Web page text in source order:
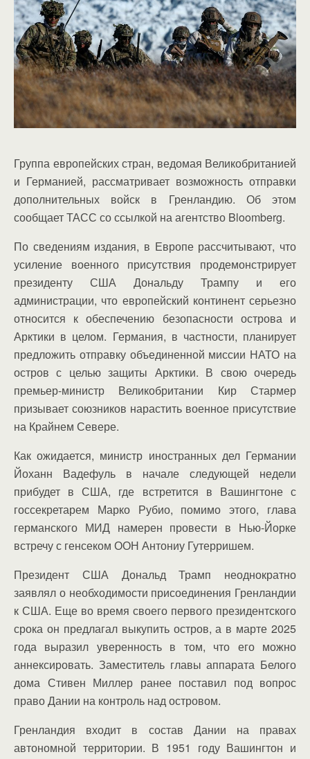
Группа европейских стран, ведомая Великобританией
и Германией, рассматривает возможность отправки
дополнительных войск в Гренландию. Об этом
сообщает ТАСС со ссылкой на агентство Bloomberg.
По сведениям издания, в Европе рассчитывают, что
усиление военного присутствия продемонстрирует
президенту США Дональду Трампу и его
администрации, что европейский континент серьезно
относится к обеспечению безопасности острова и
Арктики в целом. Германия, в частности, планирует
предложить отправку объединенной миссии НАТО на
остров с целью защиты Арктики. В свою очередь
премьер-министр Великобритании Кир Стармер
призывает союзников нарастить военное присутствие
на Крайнем Севере.
Как ожидается, министр иностранных дел Германии
Йоханн Вадефуль в начале следующей недели
прибудет в США, где встретится в Вашингтоне с
госсекретарем Марко Рубио, помимо этого, глава
германского МИД намерен провести в Нью-Йорке
встречу с генсеком ООН Антониу Гутерришем.
Президент США Дональд Трамп неоднократно
заявлял о необходимости присоединения Гренландии
к США. Еще во время своего первого президентского
срока он предлагал выкупить остров, а в марте 2025
года выразил уверенность в том, что его можно
аннексировать. Заместитель главы аппарата Белого
дома Стивен Миллер ранее поставил под вопрос
право Дании на контроль над островом.
Гренландия входит в состав Дании на правах
автономной территории. В 1951 году Вашингтон и